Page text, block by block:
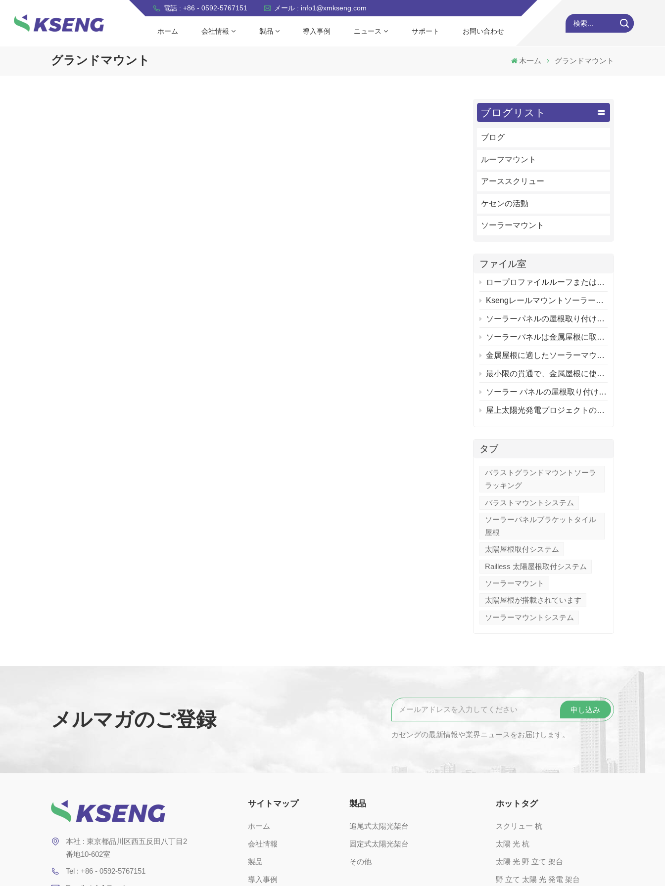
電話 : +86 - 0592-5767151 メール : info1@xmkseng.com
ホーム 会社情報 製品 導入事例 ニュース サポート お問い合わせ
検索...
グランドマウント 木一ム グランドマウント
ブログリスト
ブログ
ルーフマウント
アーススクリュー
ケセンの活動
ソーラーマウント
ファイル室
ロープロファイルルーフまたはフラットルーフ用の調整可能なソーラーパネルタイトルマウントブラケット
Ksengレールマウントソーラールーフマウントシステムとレールレスソーラールーフマウントシステム
ソーラーパネルの屋根取り付けシステム
ソーラーパネルは金属屋根に取り付けられますか?
金属屋根に適したソーラーマウントシステムの選び方は？
最小限の貫通で、金属屋根に使用するアルミニウム取り付けシステムを推奨できる人はいますか?
ソーラー パネルの屋根取り付けシステム / ソーラー パネルの屋根はそれだけの価値がありますか?
屋上太陽光発電プロジェクトのレール付きとレールなしの取り付け
タブ
バラストグランドマウントソーラ
ラッキング
バラストマウントシステム
ソーラーパネルブラケットタイル
屋根
太陽屋根取付システム
Railless 太陽屋根取付システム
ソーラーマウント
太陽屋根が搭載されています
ソーラーマウントシステム
メルマガのご登録
カセングの最新情報や業界ニュースをお届けします。
本社 : 東京都品川区西五反田八丁目2
番地10-602室
Tel : +86 - 0592-5767151
サイトマップ
ホーム
会社情報
製品
導入事例
製品
追尾式太陽光架台
固定式太陽光架台
その他
ホットタグ
スクリュー 杭
太陽 光 杭
太陽 光 野 立て 架台
野 立て 太陽 光 発電 架台